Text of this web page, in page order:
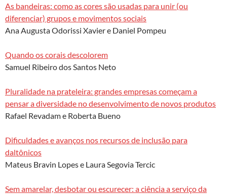
As bandeiras: como as cores são usadas para unir (ou
diferenciar) grupos e movimentos sociais
Ana Augusta Odorissi Xavier e Daniel Pompeu
Quando os corais descolorem
Samuel Ribeiro dos Santos Neto
Pluralidade na prateleira: grandes empresas começam a
pensar a diversidade no desenvolvimento de novos produtos
Rafael Revadam e Roberta Bueno
Dificuldades e avanços nos recursos de inclusão para
daltônicos
Mateus Bravin Lopes e Laura Segovia Tercic
Sem amarelar, desbotar ou escurecer: a ciência a serviço da